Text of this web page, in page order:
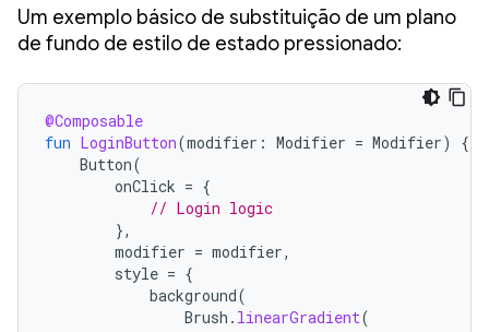
Um exemplo básico de substituição de um plano
de fundo de estilo de estado pressionado:
@Composable
fun LoginButton(modifier : Modifier = Modifier)
{
Button(
onClick = {
// Login logic
},
modifier = modifier,
style = {
background(
Brush . linearGradient(